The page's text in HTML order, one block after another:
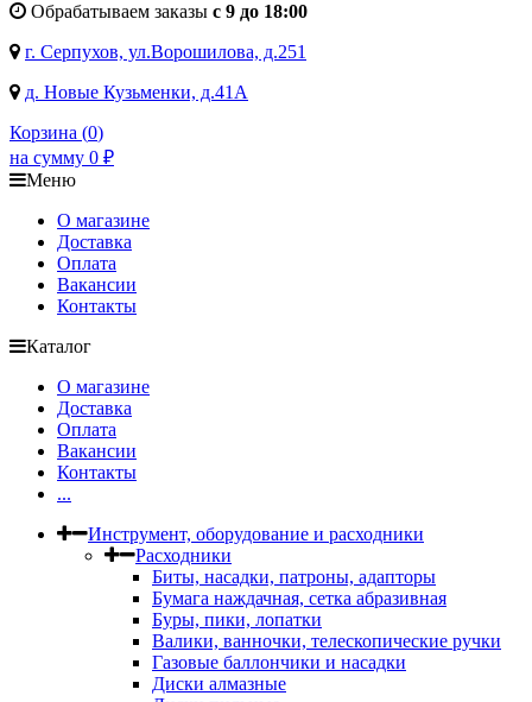
Обрабатываем заказы с 9 до 18:00
г. Серпухов, ул.Ворошилова, д.251
д. Новые Кузьменки, д.41А
Корзина (0)
на сумму 0 ₽
Меню
О магазине
Доставка
Оплата
Вакансии
Контакты
Каталог
О магазине
Доставка
Оплата
Вакансии
Контакты
...
Инструмент, оборудование и расходники
Расходники
Биты, насадки, патроны, адапторы
Бумага наждачная, сетка абразивная
Буры, пики, лопатки
Валики, ванночки, телескопические ручки
Газовые баллончики и насадки
Диски алмазные